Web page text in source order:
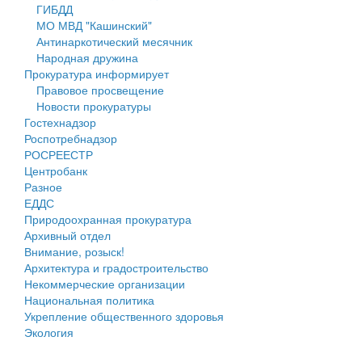
Нормативы градостроительного проектирования
Правила землепользования и застройки
Генеральные планы
Проекты планировки территории
Собрание депутатов
Городское поселение
Сельские поселения
ГИБДД
МО МВД "Кашинский"
Антинаркотический месячник
Народная дружина
Прокуратура информирует
Правовое просвещение
Новости прокуратуры
Гостехнадзор
Роспотребнадзор
РОСРЕЕСТР
Центробанк
Разное
ЕДДС
Природоохранная прокуратура
Архивный отдел
Внимание, розыск!
Архитектура и градостроительство
Некоммерческие организации
Национальная политика
Укрепление общественного здоровья
Экология